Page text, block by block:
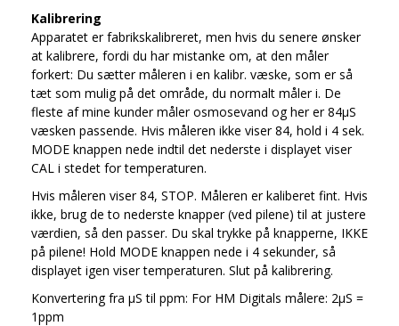
Kalibrering
Apparatet er fabrikskalibreret, men hvis du senere ønsker
at kalibrere, fordi du har mistanke om, at den måler
forkert: Du sætter måleren i en kalibr. væske, som er så
tæt som mulig på det område, du normalt måler i. De
fleste af mine kunder måler osmosevand og her er 84µS
væsken passende. Hvis måleren ikke viser 84, hold i 4 sek.
MODE knappen nede indtil det nederste i displayet viser
CAL i stedet for temperaturen.
Hvis måleren viser 84, STOP. Måleren er kaliberet fint. Hvis
ikke, brug de to nederste knapper (ved pilene) til at justere
værdien, så den passer. Du skal trykke på knapperne, IKKE
på pilene! Hold MODE knappen nede i 4 sekunder, så
displayet igen viser temperaturen. Slut på kalibrering.
Konvertering fra µS til ppm: For HM Digitals målere: 2µS =
1ppm